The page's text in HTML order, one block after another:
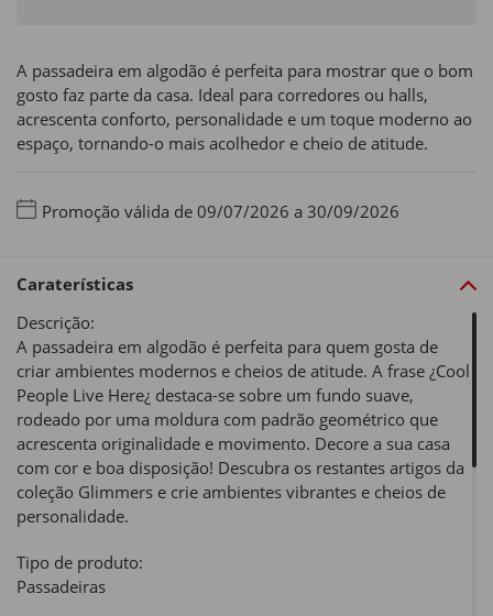
A passadeira em algodão é perfeita para mostrar que o bom
gosto faz parte da casa. Ideal para corredores ou halls,
acrescenta conforto, personalidade e um toque moderno ao
espaço, tornando-o mais acolhedor e cheio de atitude.
Promoção válida de 09/07/2026 a 30/09/2026
Caraterísticas
Descrição:
A passadeira em algodão é perfeita para quem gosta de
criar ambientes modernos e cheios de atitude. A frase ¿Cool
People Live Here¿ destaca-se sobre um fundo suave,
rodeado por uma moldura com padrão geométrico que
acrescenta originalidade e movimento. Decore a sua casa
com cor e boa disposição! Descubra os restantes artigos da
coleção Glimmers e crie ambientes vibrantes e cheios de
personalidade.
Tipo de produto:
Passadeiras